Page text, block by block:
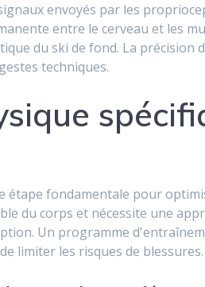
envoyés par les
entre le cerveau et les
du ski de fond. La précision
techniques.
fondamentale pour
du corps et nécessite une
Un programme
limiter les risques de blessures.